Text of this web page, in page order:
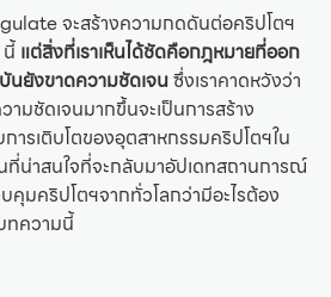
จะสร้างความกดดันต่อคริปโตฯ
แต่สิ่งที่เราเห็นได้ชัดคือกฎหมายที่ออก
นยังขาดความชัดเจนซึ่งเราคาดหวังว่า
มชัดเจนมากขึ้นจะเป็นการสร้าง
ารเติบโตของอุตสาหกรรมคริปโตฯใน
ที่น่าสนใจที่จะกลับมาอัปเดทสถานการณ์
มคริปโตฯจากทั่วโลกว่ามีอะไรต้อง
ทความนี้